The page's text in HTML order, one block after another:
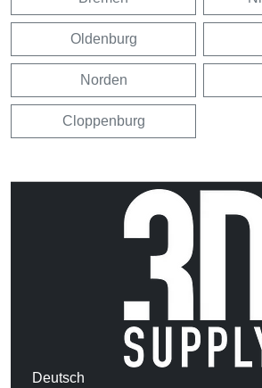
Oldenburg
Norden
Cloppenburg
Deutsch